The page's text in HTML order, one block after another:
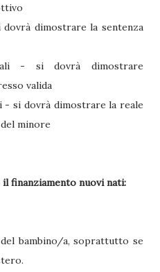
dimostrare la sentenza
- si dovrà dimostrare
valida
- si dovrà dimostrare la reale
minore
finanziamento nuovi nati:
bambino/a, soprattutto se